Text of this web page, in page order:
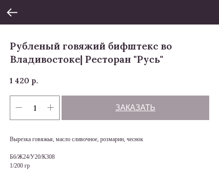
Рубленый говяжий бифштекс во
Владивостоке| Ресторан "Русь"
1 420 р.
ЗАКАЗАТЬ
Вырезка говяжья, масло сливочное, розмарин, чеснок
Б6/Ж24/У20/К308
1/200 гр